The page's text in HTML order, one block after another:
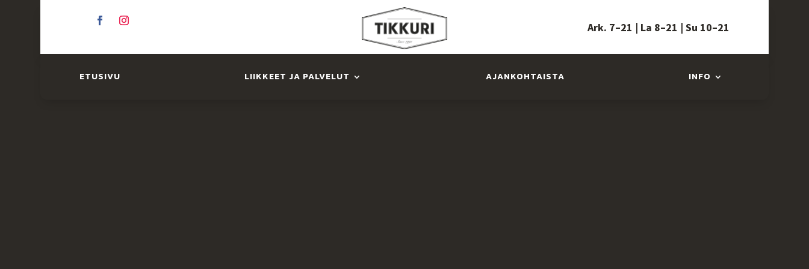
Ark. 7–21 | La 8–21 | Su 10–21
ETUSIVU LIIKKEET JA PALVELUT AJANKOHTAISTA INFO